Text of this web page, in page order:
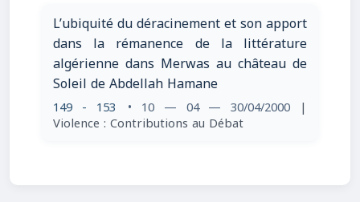
L’ubiquité du déracinement et son apport
dans la rémanence de la littérature
algérienne dans Merwas au château de
Soleil de Abdellah Hamane
149 - 153 • 10 — 04 — 30/04/2000 |
Violence : Contributions au Débat